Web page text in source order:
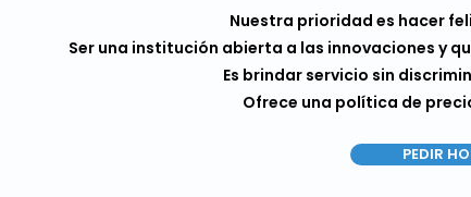
Nuestra prioridad es hacer
Ser una institución abierta a las innovaciones y
Es brindar servicio sin
Ofrece una política de
PEDIR